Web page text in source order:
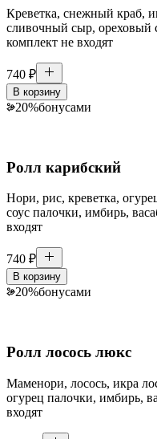
Креветка, снежный краб,
сливочный сыр, ореховый
комплект не входят
740 ₽
В корзину
20%бонусами
Ролл карибский
Нори, рис, креветка,
соус палочки, имбирь,
входят
740 ₽
В корзину
20%бонусами
Ролл лосось люкс
Маменори, лосось, икра
огурец палочки, имбирь,
входят